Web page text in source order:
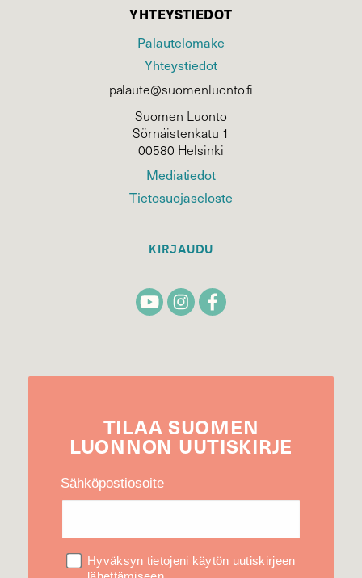
YHTEYSTIEDOT
Palautelomake
Yhteystiedot
palaute@suomenluonto.fi
Suomen Luonto
Sörnäistenkatu 1
00580 Helsinki
Mediatiedot
Tietosuojaseloste
KIRJAUDU
TILAA SUOMEN
LUONNON UUTIS­KIRJE
Sähköpostiosoite
Hyväksyn tietojeni käytön uutiskirjeen